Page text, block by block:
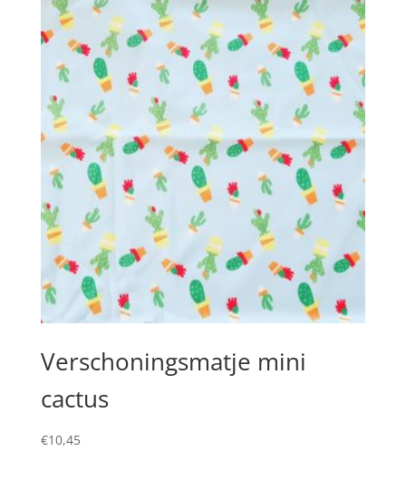
Verschoningsmatje mini
cactus
€10,45